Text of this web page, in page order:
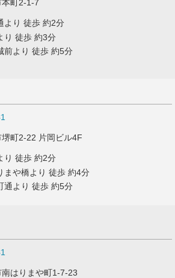
町2-1-7
より 徒歩 約2分
り 徒歩 約3分
前より 徒歩 約5分
町2-22 片岡ビル4F
り 徒歩 約2分
まや橋より 徒歩 約4分
通より 徒歩 約5分
はりまや町1-7-23